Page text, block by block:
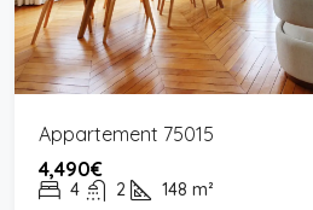
Appartement 75015
4,490€
4 2 148 m²